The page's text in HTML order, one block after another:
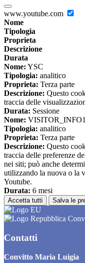
www.youtube.com
Nome
Tipologia
Proprieta
Descrizione
Durata
Nome: YSC
Tipologia: analitico
Proprieta: Terza parte
Descrizione: Questo
traccia delle
Durata: Sessione
Nome:
Tipologia: analitico
Proprieta: Terza parte
Descrizione: Questo
traccia delle preferenze
nei siti; può anche
utilizzando la nuova o la
Youtube.
Durata: 6 mesi
Accetta tutti Salva le
Contatti
Convitto Maria Luigia